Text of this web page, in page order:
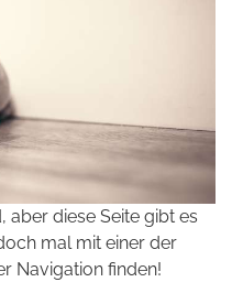
aber diese Seite gibt es
mal mit einer der
Navigation finden!